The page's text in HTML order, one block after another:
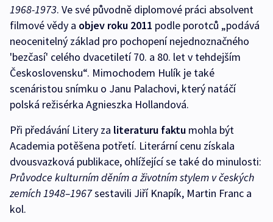
1968-1973. Ve své původně diplomové práci absolvent
filmové vědy a objev roku 2011 podle porotců „podává
neocenitelný základ pro pochopení nejednoznačného
'bezčasí' celého dvacetiletí 70. a 80. let v tehdejším
Československu“. Mimochodem Hulík je také
scenáristou snímku o Janu Palachovi, který natáčí
polská režisérka Agnieszka Hollandová.
Při předávání Litery za literaturu faktu mohla být
Academia potěšena potřetí. Literární cenu získala
dvousvazková publikace, ohlížející se také do minulosti:
Průvodce kulturním děním a životním stylem v českých
zemích 1948–1967sestavili Jiří Knapík, Martin Franc a
kol.